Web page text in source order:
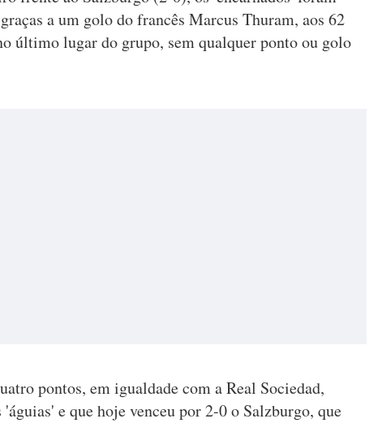
a um golo do francês Marcus Thuram, aos 62
último lugar do grupo, sem qualquer ponto ou golo
pontos, em igualdade com a Real Sociedad,
e que hoje venceu por 2-0 o Salzburgo, que